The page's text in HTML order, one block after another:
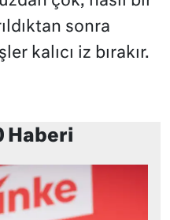
sonra
kalıcı iz bırakır.
Haberi